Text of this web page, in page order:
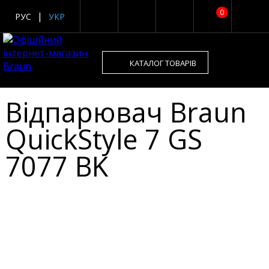
0
РУС УКР
КАТАЛОГ ТОВАРІВ
Відпарювач Braun
QuickStyle 7 GS
7077 BK